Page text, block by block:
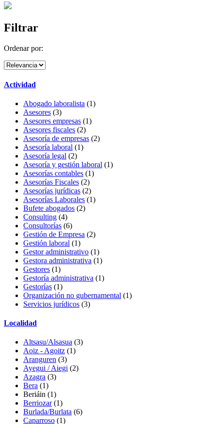
Filtrar
Ordenar por:
Actividad
Abogado laboralista (1)
Asesores (3)
Asesores empresas (1)
Asesores fiscales (2)
Asesoría de empresas (2)
Asesoría laboral (1)
Asesoría legal (2)
Asesoría y gestión laboral (1)
Asesorías contables (1)
Asesorías Fiscales (2)
Asesorías jurídicas (2)
Asesorías Laborales (1)
Bufete abogados (2)
Consulting (4)
Consultorías (6)
Gestión de Empresa (2)
Gestión laboral (1)
Gestor administrativo (1)
Gestora administrativa (1)
Gestores (1)
Gestoría administrativa (1)
Gestorías (1)
Organización no gubernamental (1)
Servicios jurídicos (3)
Localidad
Altsasu/Alsasua (3)
Aoiz - Agoitz (1)
Aranguren (3)
Ayegui / Aiegi (2)
Azagra (3)
Bera (1)
Beriáin (1)
Berriozar(1)
Burlada/Burlata (6)
Caparroso (1)